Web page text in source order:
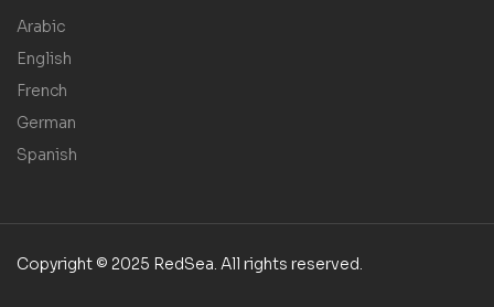
Arabic
English
French
German
Spanish
Copyright © 2025 RedSea. All rights reserved.